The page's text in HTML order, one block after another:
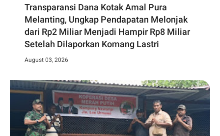
Transparansi Dana Kotak Amal Pura
Melanting, Ungkap Pendapatan Melonjak
dari Rp2 Miliar Menjadi Hampir Rp8 Miliar
Setelah Dilaporkan Komang Lastri
August 03, 2026